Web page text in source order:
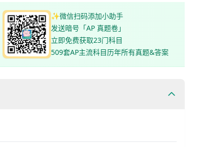
✨微信扫码添加小助手
发送暗号「AP 真题卷」
立即免费获取23门科目
509套AP主流科目历年所有真题&答案